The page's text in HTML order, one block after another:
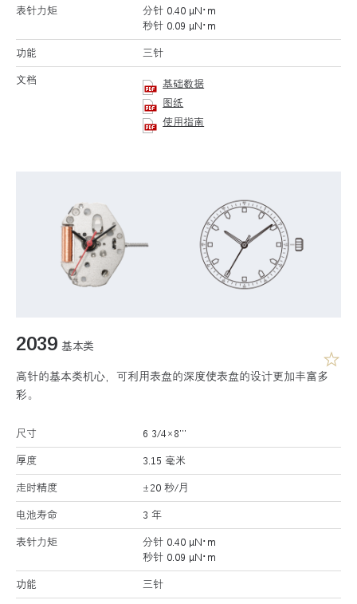
表针力矩
分针 0.40 μN･m
秒针 0.09 μN･m
功能 三针
文档
基础数据
图纸
使用指南
2039 基本类
高针的基本类机心，可利用表盘的深度使表盘的设计更加丰富多
彩。
尺寸 6 3/4×8’’’
厚度 3.15 毫米
走时精度 ±20 秒/月
电池寿命 3 年
表针力矩
分针 0.40 μN･m
秒针 0.09 μN･m
功能 三针